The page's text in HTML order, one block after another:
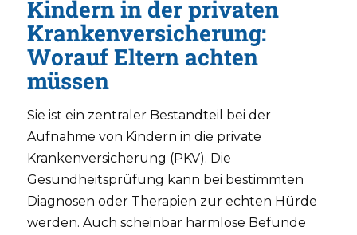
Kindern in der privaten
Krankenversicherung:
Worauf Eltern achten
müssen
Sie ist ein zentraler Bestandteil bei der
Aufnahme von Kindern in die private
Krankenversicherung (PKV). Die
Gesundheitsprüfung kann bei bestimmten
Diagnosen oder Therapien zur echten Hürde
werden. Auch scheinbar harmlose Befunde